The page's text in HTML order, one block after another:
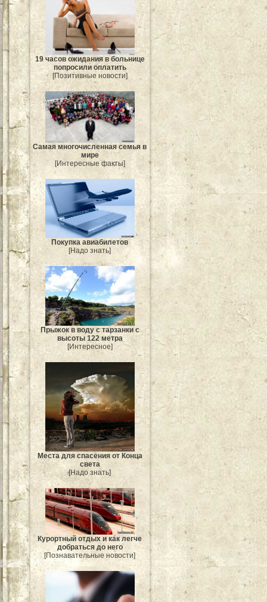
19 часов ожидания в больнице
попросили оплатить
[Позитивные новости]
Самая многочисленная семья в
мире
[Интересные факты]
Покупка авиабилетов
[Надо знать]
Прыжок в воду с тарзанки с
высоты 122 метра
[Интересное]
Места для спасения от Конца
света
[Надо знать]
Курортный отдых и как легче
добраться до него
[Познавательные новости]